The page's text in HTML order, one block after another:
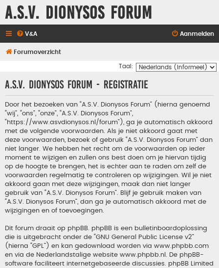
A.S.V. Dionysos Forum
V&A Aanmelden
Forumoverzicht
Taal:
A.S.V. Dionysos Forum - Registratie
Door het bezoeken van “A.S.V. Dionysos Forum” (hierna genoemd
“wij”, “ons”, “onze”, “A.S.V. Dionysos Forum”,
“https://www.asvdionysos.nl/forum”), ga je automatisch akkoord
met de volgende voorwaarden. Als je niet akkoord gaat met
deze voorwaarden, bezoek of gebruik “A.S.V. Dionysos Forum” dan
niet langer. We hebben het recht om de voorwaarden op ieder
moment te wijzigen en zullen ons best doen om je hiervan tijdig
op de hoogte te brengen, het is echter aan te raden om zelf de
voorwaarden regelmatig te controleren op wijzigingen. Wil je niet
akkoord gaan met deze wijzigingen, maak dan niet langer
gebruik van “A.S.V. Dionysos Forum”. Blijf je gebruik maken van
“A.S.V. Dionysos Forum”, dan ga je automatisch akkoord met de
wijzigingen en of toevoegingen.
Dit forum draait op phpBB. phpBB is een bulletinboardoplossing
die is uitgebracht onder de “GNU General Public License v2”
(hierna “GPL”) en kan gedownload worden via www.phpbb.com
en via de Nederlandstalige website www.phpbb.nl . De phpBB-
software faciliteert internetgebaseerde discussies. phpBB Limited